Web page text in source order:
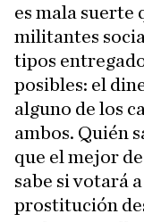
es mala suerte
militantes
tipos
posibles: el
alguno de los
ambos. Quién
que el mejor
sabe si votará
prostitución